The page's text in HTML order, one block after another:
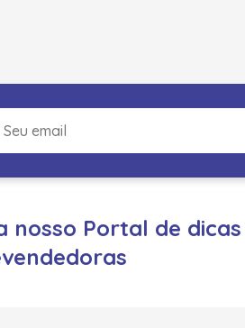
nosso Portal de dicas